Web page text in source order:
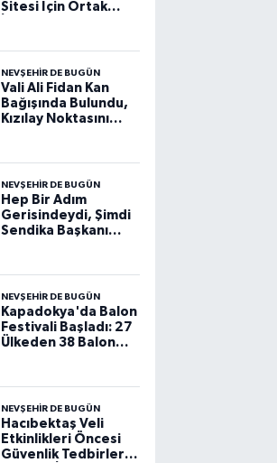
Sitesi İçin Ortak
NEVŞEHIR DE BUGÜN
Vali Ali Fidan Kan
Bağışında Bulundu,
Kızılay Noktasını
NEVŞEHIR DE BUGÜN
Hep Bir Adım
Gerisindeydi, Şimdi
Sendika Başkanı
NEVŞEHIR DE BUGÜN
Kapadokya'da Balon
Festivali Başladı: 27
Ülkeden 38 Balon
NEVŞEHIR DE BUGÜN
Hacıbektaş Veli
Etkinlikleri Öncesi
Güvenlik Tedbirleri